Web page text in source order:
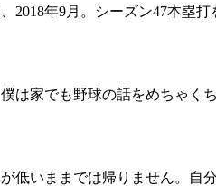
2018年9月。シーズン47本塁
は家でも野球の話をめちゃ
低いままでは帰りません。自